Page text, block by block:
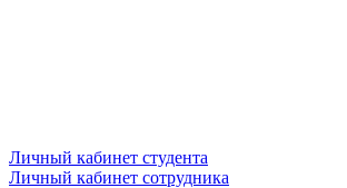
Личный кабинет студента
Личный кабинет сотрудника